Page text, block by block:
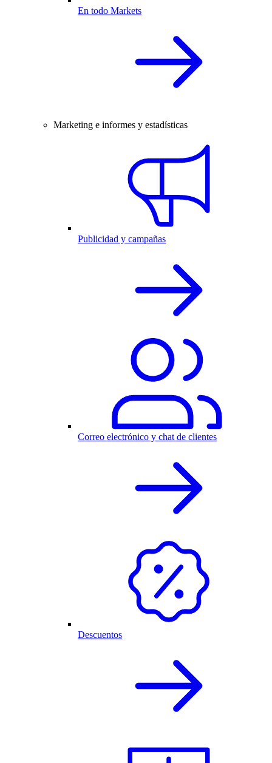
En todo Markets
Marketing e informes y estadísticas
Publicidad y campañas
Correo electrónico y chat de clientes
Descuentos